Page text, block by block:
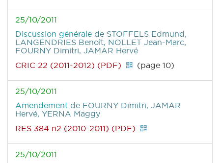
25/10/2011
Discussion générale de STOFFELS Edmund,
LANGENDRIES Benoît, NOLLET Jean-Marc,
FOURNY Dimitri, JAMAR Hervé
CRIC 22 (2011-2012) (PDF)
(page 10)
25/10/2011
Amendement de FOURNY Dimitri, JAMAR
Hervé, YERNA Maggy
RES 384 n2 (2010-2011) (PDF)
25/10/2011